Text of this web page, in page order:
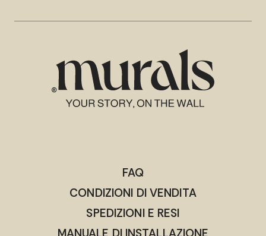
FAQ
CONDIZIONI DI VENDITA
SPEDIZIONI E RESI